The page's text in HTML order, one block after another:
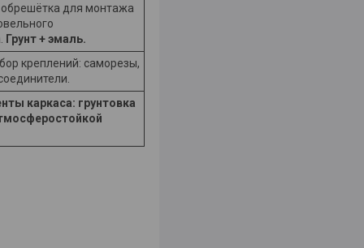
для монтажа
Грунт + эмаль.
креплений: саморезы,
каркаса: грунтовка